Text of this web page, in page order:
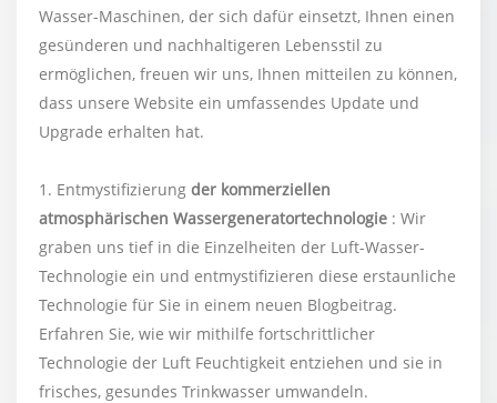
Wasser-Maschinen, der sich dafür einsetzt, Ihnen einen
gesünderen und nachhaltigeren Lebensstil zu
ermöglichen, freuen wir uns, Ihnen mitteilen zu können,
dass unsere Website ein umfassendes Update und
Upgrade erhalten hat.
1. Entmystifizierung der kommerziellen
atmosphärischen Wassergeneratortechnologie : Wir
graben uns tief in die Einzelheiten der Luft-Wasser-
Technologie ein und entmystifizieren diese erstaunliche
Technologie für Sie in einem neuen Blogbeitrag.
Erfahren Sie, wie wir mithilfe fortschrittlicher
Technologie der Luft Feuchtigkeit entziehen und sie in
frisches, gesundes Trinkwasser umwandeln.